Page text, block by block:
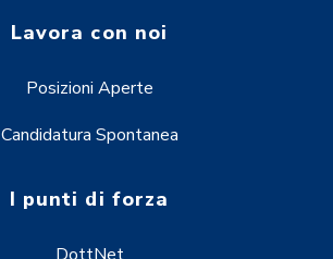
Lavora con noi
Posizioni Aperte
Candidatura Spontanea
I punti di forza